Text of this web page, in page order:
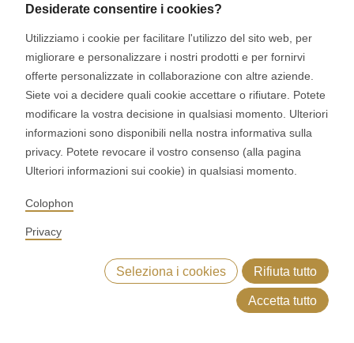
dietro la vostra
produttività
In un contesto di mercato in cui precisione e velocità sono
la chiave del successo, ASTec Process Control (APC) sta
ridefinendo il controllo delle linee industriali. Come cuore
intelligente della vostra produzione, l'APC integra una
reale per garantire una produzione assolutamente stabile
e ad alte prestazioni, 24 ore su 24.
Desiderate consentire i cookies?
Utilizziamo i cookie per facilitare l'utilizzo del sito web, per
migliorare e personalizzare i nostri prodotti e per fornirvi
offerte personalizzate in collaborazione con altre aziende.
Siete voi a decidere quali cookie accettare o rifiutare. Potete
modificare la vostra decisione in qualsiasi momento. Ulteriori
informazioni sono disponibili nella nostra informativa sulla
privacy. Potete revocare il vostro consenso (alla pagina
Ulteriori informazioni sui cookie) in qualsiasi momento.
Colophon
Privacy
Seleziona i cookies Rifiuta tutto
Accetta tutto